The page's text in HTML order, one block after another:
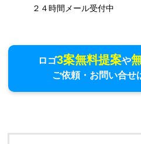
２４時間メール受付中
ロゴ3案無料提案や
ご依頼・お問い合せ